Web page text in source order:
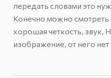
передать словами это
Конечно можно
хорошая четкость, звук,
изображение, от него нет